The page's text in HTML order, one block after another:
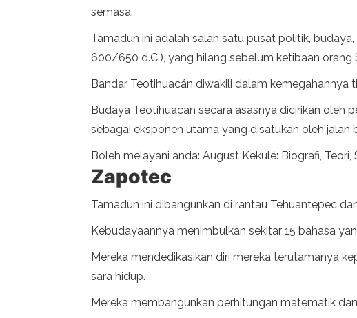
semasa.
Tamadun ini adalah salah satu pusat politik,
600/650 d.C.), yang hilang sebelum ketibaan
Bandar Teotihuacán diwakili dalam kemegahannya
Budaya Teotihuacan secara asasnya dicirikan oleh
sebagai eksponen utama yang disatukan oleh jalan
Boleh melayani anda: August Kekulé: Biografi, Teori,
Zapotec
Tamadun ini dibangunkan di rantau Tehuantepec
Kebudayaannya menimbulkan sekitar 15 bahasa
Mereka mendedikasikan diri mereka terutamanya
sara hidup.
Mereka membangunkan perhitungan matematik